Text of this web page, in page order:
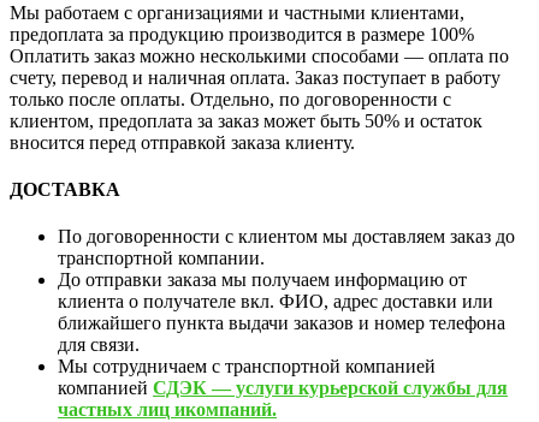
Мы работаем с организациями и частными клиентами,
предоплата за продукцию производится в размере 100%
Оплатить заказ можно несколькими способами — оплата по
счету, перевод и наличная оплата. Заказ поступает в работу
только после оплаты. Отдельно, по договоренности с
клиентом, предоплата за заказ может быть 50% и остаток
вносится перед отправкой заказа клиенту.
ДОСТАВКА
По договоренности с клиентом мы доставляем заказ до
транспортной компании.
До отправки заказа мы получаем информацию от
клиента о получателе вкл. ФИО, адрес доставки или
ближайшего пункта выдачи заказов и номер телефона
для связи.
Мы сотрудничаем с транспортной компанией
компанией СДЭК — услуги курьерской службы для
частных лиц икомпаний.